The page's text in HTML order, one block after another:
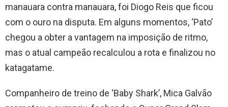
manauara contra manauara, foi Diogo Reis que ficou
com o ouro na disputa. Em alguns momentos, ‘Pato’
chegou a obter a vantagem na imposição de ritmo,
mas o atual campeão recalculou a rota e finalizou no
katagatame.
Companheiro de treino de ‘Baby Shark’, Mica Galvão